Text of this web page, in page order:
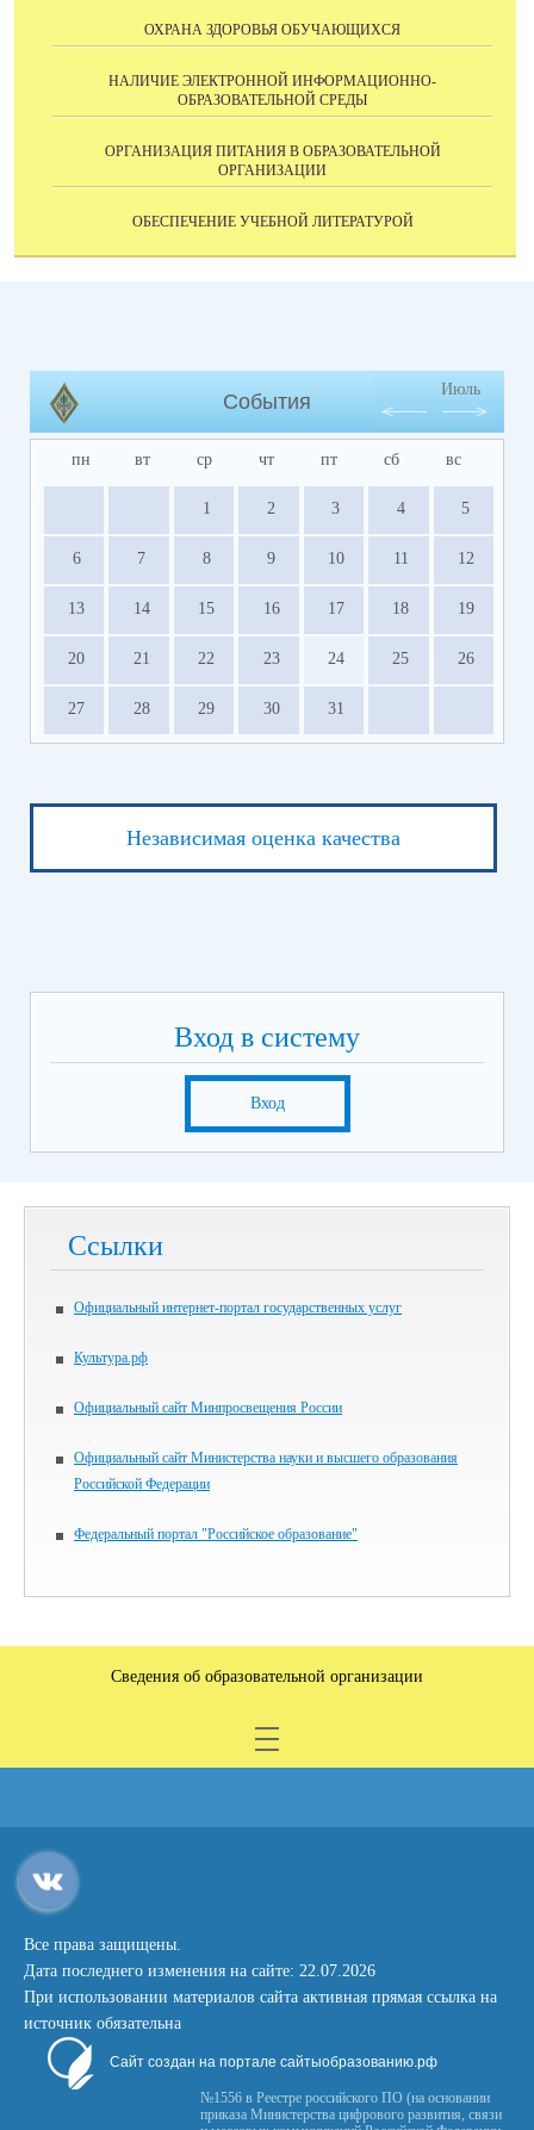
ОХРАНА ЗДОРОВЬЯ ОБУЧАЮЩИХСЯ
НАЛИЧИЕ ЭЛЕКТРОННОЙ ИНФОРМАЦИОННО-
ОБРАЗОВАТЕЛЬНОЙ СРЕДЫ
ОРГАНИЗАЦИЯ ПИТАНИЯ В ОБРАЗОВАТЕЛЬНОЙ
ОРГАНИЗАЦИИ
ОБЕСПЕЧЕНИЕ УЧЕБНОЙ ЛИТЕРАТУРОЙ
События
Июль
пн вт ср чт пт сб вс
1 2 3 4 5
6 7 8 9 10 11 12
13 14 15 16 17 18 19
20 21 22 23 24 25 26
27 28 29 30 31
Независимая оценка качества
Вход в систему
Вход
Ссылки
Официальный интернет-портал государственных услуг
Культура.рф
Официальный сайт Минпросвещения России
Официальный сайт Министерства науки и высшего образования
Российской Федерации
Федеральный портал "Российское образование"
Сведения об образовательной организации
Все права защищены.
Дата последнего изменения на сайте: 22.07.2026
При использовании материалов сайта активная прямая ссылка на
источник обязательна
Сайт создан на портале сайтыобразованию.рф
№1556 в Реестре российского ПО (на основании
приказа Министерства цифрового развития, связи